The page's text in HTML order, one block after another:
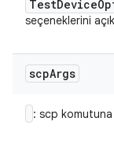
TestDevice
seçeneklerini
scpArgs
: scp komutuna